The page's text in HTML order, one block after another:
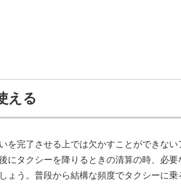
える
を完了させる上では欠かすことができない
にタクシーを降りるときの清算の時、必要
ょう。普段から結構な頻度でタクシーに乗